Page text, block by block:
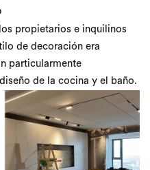
propietarios e inquilinos
de decoración era
particularmente
de la cocina y el baño.